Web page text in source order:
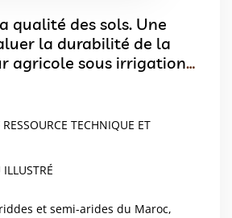
qualité des sols. Une
la durabilité de la
agricole sous irrigation
TECHNIQUE ET
et semi-arides du Maroc,